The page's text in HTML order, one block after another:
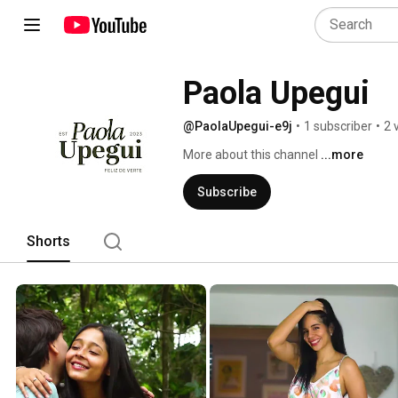
Paola Upegui
@PaolaUpegui-e9j • 1 subscriber • 2
More about this channel ...more
Subscribe
Shorts